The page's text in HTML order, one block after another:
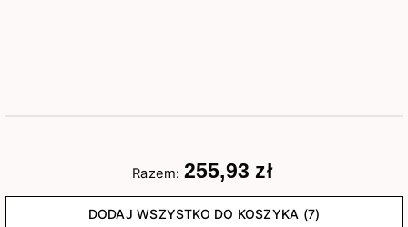
Razem: 255,93 zł
DODAJ WSZYSTKO DO KOSZYKA (7)